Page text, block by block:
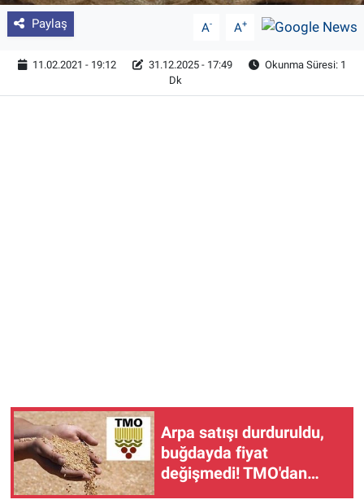
Paylaş A- A+
11.02.2021 - 19:12 31.12.2025 - 17:49
Okunma Süresi: 1
Dk
Arpa satışı durduruldu,
buğdayda fiyat
değişmedi! TMO'dan
kritik Mayıs hamlesi
Şeker ve Şekerli Mamüller
Tohum